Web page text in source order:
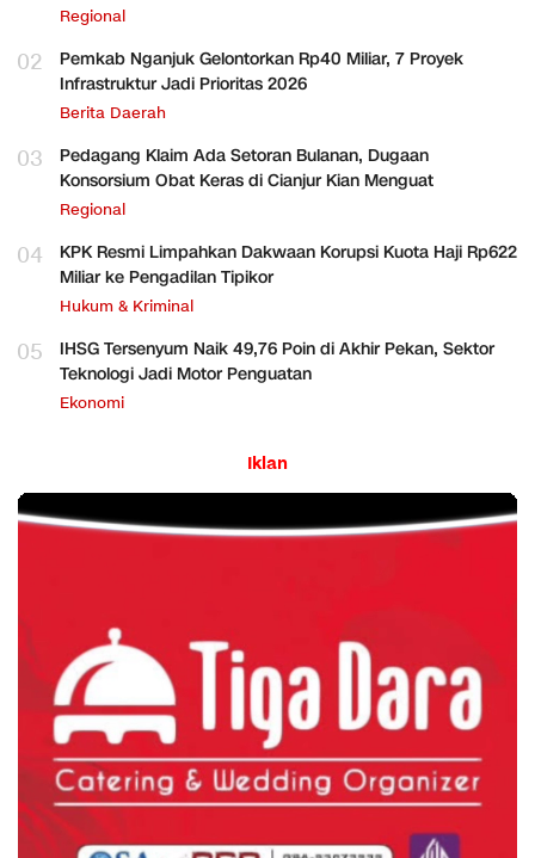
Regional
02
Pemkab Nganjuk Gelontorkan Rp40 Miliar, 7 Proyek
Infrastruktur Jadi Prioritas 2026
Berita Daerah
03
Pedagang Klaim Ada Setoran Bulanan, Dugaan
Konsorsium Obat Keras di Cianjur Kian Menguat
Regional
04
KPK Resmi Limpahkan Dakwaan Korupsi Kuota Haji Rp622
Miliar ke Pengadilan Tipikor
Hukum & Kriminal
05
IHSG Tersenyum Naik 49,76 Poin di Akhir Pekan, Sektor
Teknologi Jadi Motor Penguatan
Ekonomi
Iklan